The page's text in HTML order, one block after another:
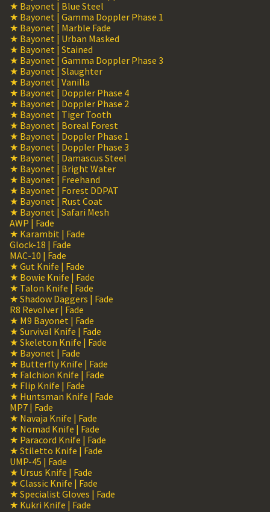
★ Bayonet | Blue Steel
★ Bayonet | Gamma Doppler Phase 1
★ Bayonet | Marble Fade
★ Bayonet | Urban Masked
★ Bayonet | Stained
★ Bayonet | Gamma Doppler Phase 3
★ Bayonet | Slaughter
★ Bayonet | Vanilla
★ Bayonet | Doppler Phase 4
★ Bayonet | Doppler Phase 2
★ Bayonet | Tiger Tooth
★ Bayonet | Boreal Forest
★ Bayonet | Doppler Phase 1
★ Bayonet | Doppler Phase 3
★ Bayonet | Damascus Steel
★ Bayonet | Bright Water
★ Bayonet | Freehand
★ Bayonet | Forest DDPAT
★ Bayonet | Rust Coat
★ Bayonet | Safari Mesh
AWP | Fade
★ Karambit | Fade
Glock-18 | Fade
MAC-10 | Fade
★ Gut Knife | Fade
★ Bowie Knife | Fade
★ Talon Knife | Fade
★ Shadow Daggers | Fade
R8 Revolver | Fade
★ M9 Bayonet | Fade
★ Survival Knife | Fade
★ Skeleton Knife | Fade
★ Bayonet | Fade
★ Butterfly Knife | Fade
★ Falchion Knife | Fade
★ Flip Knife | Fade
★ Huntsman Knife | Fade
MP7 | Fade
★ Navaja Knife | Fade
★ Nomad Knife | Fade
★ Paracord Knife | Fade
★ Stiletto Knife | Fade
UMP-45 | Fade
★ Ursus Knife | Fade
★ Classic Knife | Fade
★ Specialist Gloves | Fade
★ Kukri Knife | Fade